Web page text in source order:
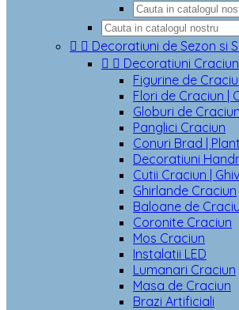
  Decoratiuni de Sezon si
  Decoratiuni Craciun
Figurine de
Flori de Craciun |
Globuri de Craciun
Panglici Craciun
Conuri Brad |
Decoratiuni
Cutii Craciun |
Ghirlande Craciun
Baloane de
Coronite Craciun
Mos Craciun
Instalatii LED
Lumanari Craciun
Masa de Craciun
Brazi Artificiali